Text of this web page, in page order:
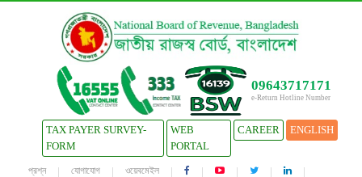
09643717171
e-Return Hotline Number
TAX PAYER SURVEY-
FORM
WEB
PORTAL
CAREER ENGLISH
প্রশ্ন যোগাযোগ ওয়েবমেইল